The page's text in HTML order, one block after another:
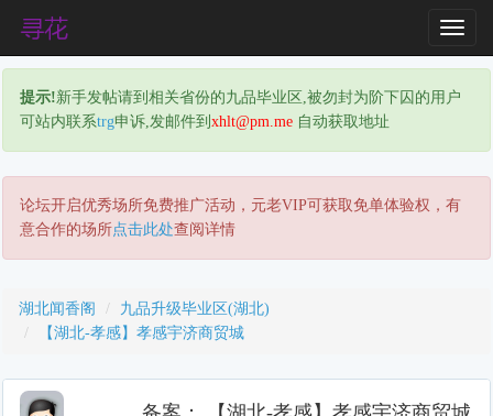
T
o
g
e
N
a
提示!新手发帖请到相关省份的九品毕业区,被勿封为阶下囚的用户
可站内联系trg申诉,发邮件到 xhlt@pm.me 自动获取地址
论坛开启优秀场所免费推广活动，元老VIP可获取免单体验权，有
意合作的场所点击此处查阅详情
湖北闻香阁
九品升级毕业区(湖北)
【湖北-孝感】孝感宇济商贸城